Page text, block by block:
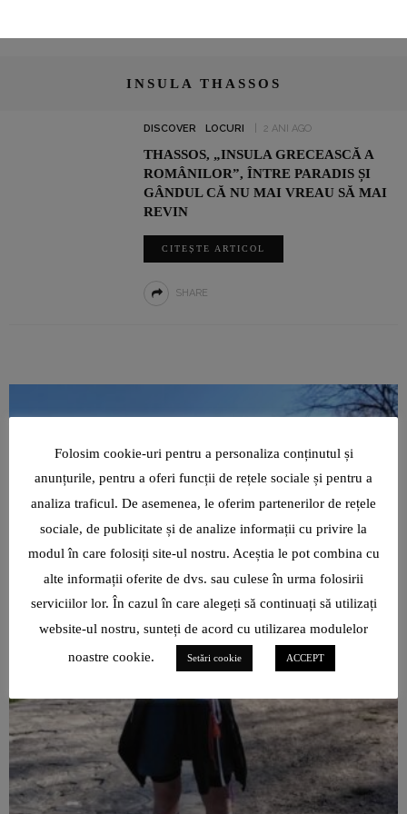
INSULA THASSOS
DISCOVER LOCURI 2 ANI AGO
THASSOS, „INSULA GRECEASCĂ A
ROMÂNILOR”, ÎNTRE PARADIS ȘI
GÂNDUL CĂ NU MAI VREAU SĂ MAI
REVIN
CITEȘTE ARTICOL
SHARE
Folosim cookie-uri pentru a personaliza conținutul și
anunțurile, pentru a oferi funcții de rețele sociale și pentru a
analiza traficul. De asemenea, le oferim partenerilor de rețele
sociale, de publicitate și de analize informații cu privire la
modul în care folosiți site-ul nostru. Aceștia le pot combina cu
alte informații oferite de dvs. sau culese în urma folosirii
serviciilor lor. În cazul în care alegeți să continuați să utilizați
website-ul nostru, sunteți de acord cu utilizarea modulelor
noastre cookie.
Setări cookie ACCEPT